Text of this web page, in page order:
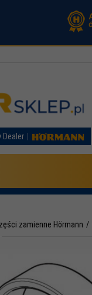
Dealer
zamienne Hörmann